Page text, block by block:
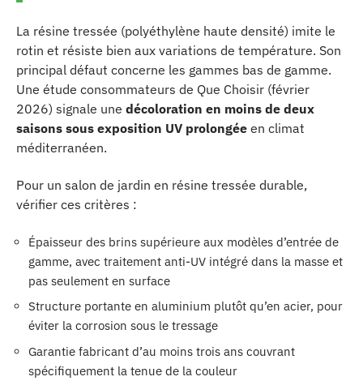
La résine tressée (polyéthylène haute densité) imite le
rotin et résiste bien aux variations de température. Son
principal défaut concerne les gammes bas de gamme.
Une étude consommateurs de Que Choisir (février
2026) signale une décoloration en moins de deux
saisons sous exposition UV prolongée en climat
méditerranéen.
Pour un salon de jardin en résine tressée durable,
vérifier ces critères :
Épaisseur des brins supérieure aux modèles d’entrée de
gamme, avec traitement anti-UV intégré dans la masse et
pas seulement en surface
Structure portante en aluminium plutôt qu’en acier, pour
éviter la corrosion sous le tressage
Garantie fabricant d’au moins trois ans couvrant
spécifiquement la tenue de la couleur